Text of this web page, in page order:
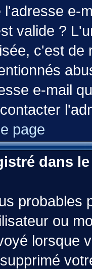
e-
valide ?
c'est
e-mail
page
dans
probables
ou
lorsque